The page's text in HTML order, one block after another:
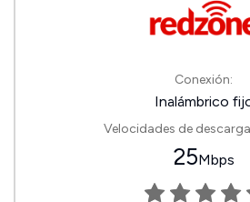
Conexión:
Inalámbrico
Velocidades de
25Mbps